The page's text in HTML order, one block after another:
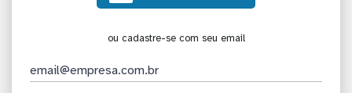
ou cadastre-se com seu email